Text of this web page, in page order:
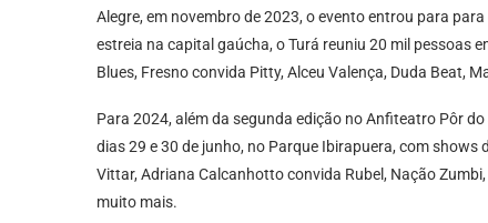
Alegre, em novembro de 2023, o evento entrou para
estreia na capital gaúcha, o Turá reuniu 20 mil pessoas
Blues, Fresno convida Pitty, Alceu Valença, Duda Beat,
Para 2024, além da segunda edição no Anfiteatro Pôr
dias 29 e 30 de junho, no Parque Ibirapuera, com
Vittar, Adriana Calcanhotto convida Rubel, Nação
muito mais.